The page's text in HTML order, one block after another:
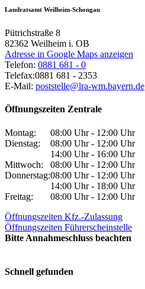
Landratsamt Weilheim-Schongau
Pütrichstraße 8
82362 Weilheim i. OB
Adresse in Google Maps anzeigen
Telefon: 0881 681 - 0
Telefax:0881 681 - 2353
E-Mail: poststelle@lra-wm.bayern.de
Öffnungszeiten Zentrale
Montag:
08:00 Uhr - 12:00 Uhr
Dienstag:
08:00 Uhr - 12:00 Uhr
14:00 Uhr - 16:00 Uhr
Mittwoch:
08:00 Uhr - 12:00 Uhr
Donnerstag:08:00 Uhr - 12:00 Uhr
14:00 Uhr - 18:00 Uhr
Freitag:
08:00 Uhr - 12:00 Uhr
Öffnungszeiten Kfz.-Zulassung
Öffnungszeiten Führerscheinstelle
Bitte Annahmeschluss beachten
Schnell gefunden